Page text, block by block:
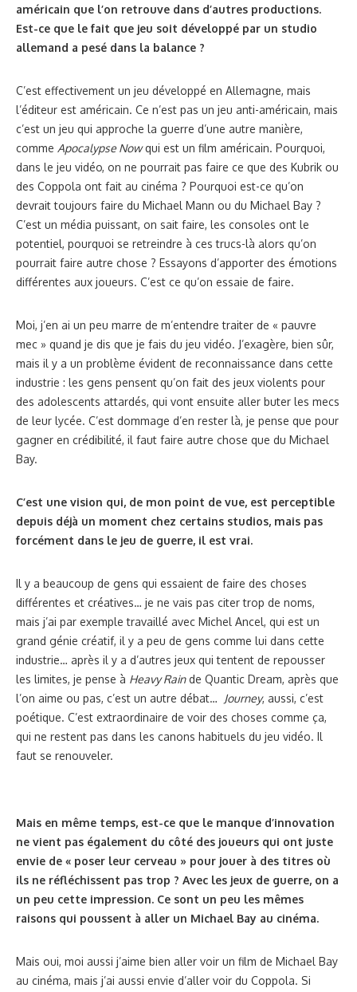
américain que l’on retrouve dans d’autres productions.
Est-ce que le fait que jeu soit développé par un studio
allemand a pesé dans la balance ?
C’est effectivement un jeu développé en Allemagne, mais
l’éditeur est américain. Ce n’est pas un jeu anti-américain, mais
c’est un jeu qui approche la guerre d’une autre manière,
comme Apocalypse Nowqui est un film américain. Pourquoi,
dans le jeu vidéo, on ne pourrait pas faire ce que des Kubrik ou
des Coppola ont fait au cinéma ? Pourquoi est-ce qu’on
devrait toujours faire du Michael Mann ou du Michael Bay ?
C’est un média puissant, on sait faire, les consoles ont le
potentiel, pourquoi se retreindre à ces trucs-là alors qu’on
pourrait faire autre chose ? Essayons d’apporter des émotions
différentes aux joueurs. C’est ce qu’on essaie de faire.
Moi, j’en ai un peu marre de m’entendre traiter de « pauvre
mec » quand je dis que je fais du jeu vidéo. J’exagère, bien sûr,
mais il y a un problème évident de reconnaissance dans cette
industrie : les gens pensent qu’on fait des jeux violents pour
des adolescents attardés, qui vont ensuite aller buter les mecs
de leur lycée. C’est dommage d’en rester là, je pense que pour
gagner en crédibilité, il faut faire autre chose que du Michael
Bay.
C’est une vision qui, de mon point de vue, est perceptible
depuis déjà un moment chez certains studios, mais pas
forcément dans le jeu de guerre, il est vrai.
Il y a beaucoup de gens qui essaient de faire des choses
différentes et créatives… je ne vais pas citer trop de noms,
mais j’ai par exemple travaillé avec Michel Ancel, qui est un
grand génie créatif, il y a peu de gens comme lui dans cette
industrie… après il y a d’autres jeux qui tentent de repousser
les limites, je pense à Heavy Rainde Quantic Dream, après que
l’on aime ou pas, c’est un autre débat…
Journey, aussi, c’est
poétique. C’est extraordinaire de voir des choses comme ça,
qui ne restent pas dans les canons habituels du jeu vidéo. Il
faut se renouveler.
Mais en même temps, est-ce que le manque d’innovation
ne vient pas également du côté des joueurs qui ont juste
envie de « poser leur cerveau » pour jouer à des titres où
ils ne réfléchissent pas trop ? Avec les jeux de guerre, on a
un peu cette impression. Ce sont un peu les mêmes
raisons qui poussent à aller un Michael Bay au cinéma.
Mais oui, moi aussi j’aime bien aller voir un film de Michael Bay
au cinéma, mais j’ai aussi envie d’aller voir du Coppola. Si